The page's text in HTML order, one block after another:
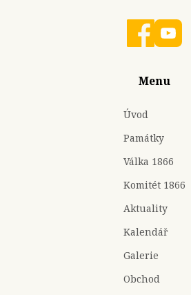
Menu
Úvod
Památky
Válka 1866
Komitét 1866
Aktuality
Kalendář
Galerie
Obchod